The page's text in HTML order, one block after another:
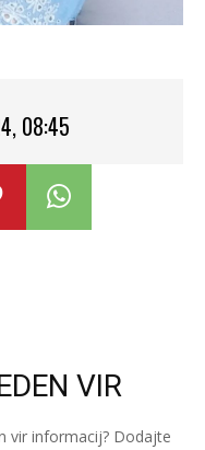
08:45
VIR
vir informacij? Dodajte